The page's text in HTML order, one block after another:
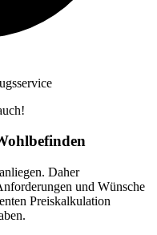
Daher
und Wünsche
Preiskalkulation